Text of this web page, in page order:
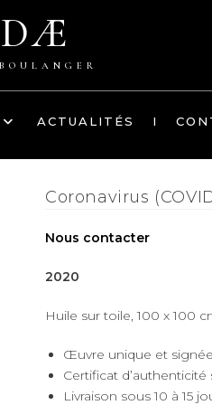
ACTUALITÉS I
Coronavirus
Nous contacter
2020
Huile sur toile, 100 x 100
Œuvre unique et signée
Certificat d’authenticité
Livraison sous 10 à 15